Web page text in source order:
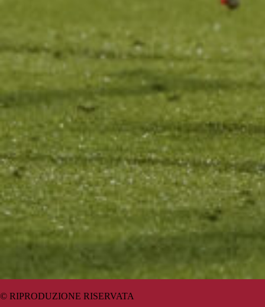
© RIPRODUZIONE RISERVATA